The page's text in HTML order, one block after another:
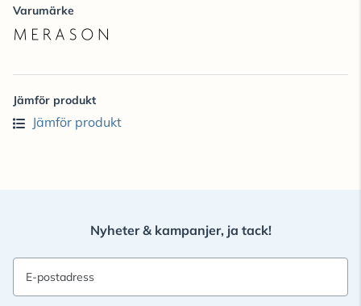
Varumärke
Jämför produkt
Jämför produkt
Nyheter & kampanjer, ja tack!
E-postadress